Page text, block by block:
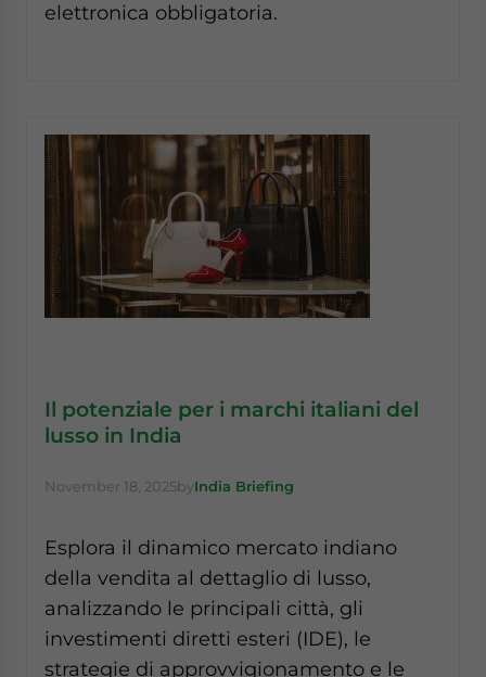
elettronica obbligatoria.
Il potenziale per i marchi italiani del
lusso in India
November 18, 2025byIndia Briefing
Esplora il dinamico mercato indiano
della vendita al dettaglio di lusso,
analizzando le principali città, gli
investimenti diretti esteri (IDE), le
strategie di approvvigionamento e le